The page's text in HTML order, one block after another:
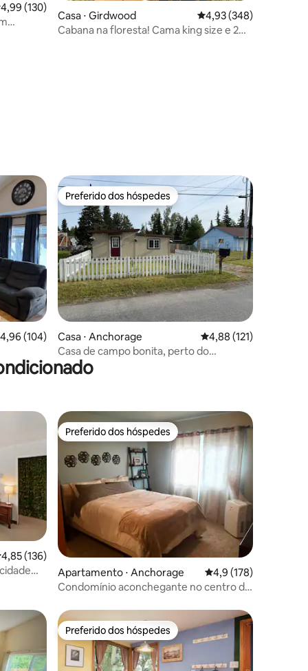
de uma avaliação média de 5, 130 avaliações
4,99 (130)
Casa ⋅ Girdwood 4,93 de uma avaliação
4,93 (348)
Cabana na floresta! Cama king size e 2
hóspedes
de uma avaliação média de 5, 104 avaliações
4,96 (104)
Preferido dos hóspedes
Preferido dos hóspedes
Casa ⋅ Anchorage 4,88 de uma avaliação
4,88 (121)
Casa de campo bonita, perto do
aeroporto!
de uma avaliação média de 5, 136 avaliações
4,85 (136)
Preferido dos hóspedes
Preferido dos hóspedes
Apartamento ⋅ Anchorage 4,9 de uma avaliação
4,9 (178)
Condomínio aconchegante no centro da
hóspedes Preferido dos hóspedes
Preferido dos hóspedes